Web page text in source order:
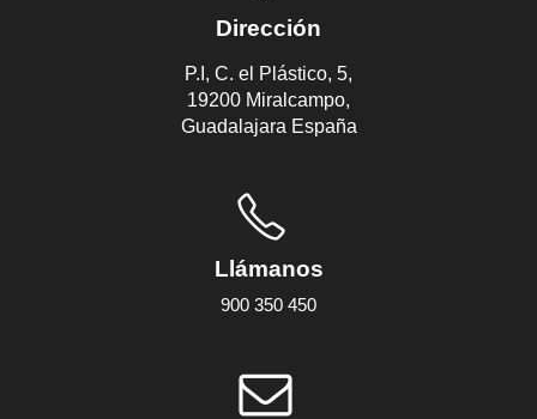
Dirección
P.I, C. el Plástico, 5,
19200 Miralcampo,
Guadalajara España
Llámanos
900 350 450